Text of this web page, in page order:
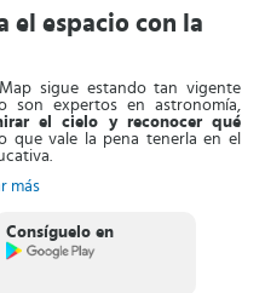
el espacio con la
sigue estando tan vigente
son expertos en astronomía,
el cielo y reconocer qué
que vale la pena tenerla en el
unmapa celeste que orienta
como son el giroscopio y
más
Consíguelo en